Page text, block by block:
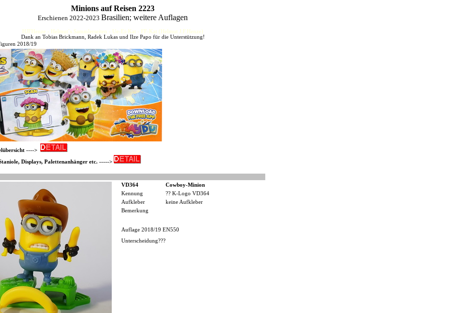
Minions auf Reisen 2223
Erschienen 2022-2023 Brasilien; weitere Auflagen
HJFHenze - Helmut´s Sammlerseiten - Ue-Ei-Kat - FF-Kat (Helmut J.F.Henze)
Dank an Tobias Brickmann, Radek Lukas und Ilze Papo für die Unterstützung!
2018/19
---->
Displays, Palettenanhänger etc. ----->
VD364
Cowboy-Minion
Kennung
?? K-Logo VD364
Aufkleber
keine Aufkleber
Bemerkung
Auflage 2018/19 EN550
Unterscheidung???